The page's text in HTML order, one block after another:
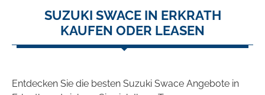
SUZUKI SWACE IN ERKRATH
KAUFEN ODER LEASEN
Entdecken Sie die besten Suzuki Swace Angebote in